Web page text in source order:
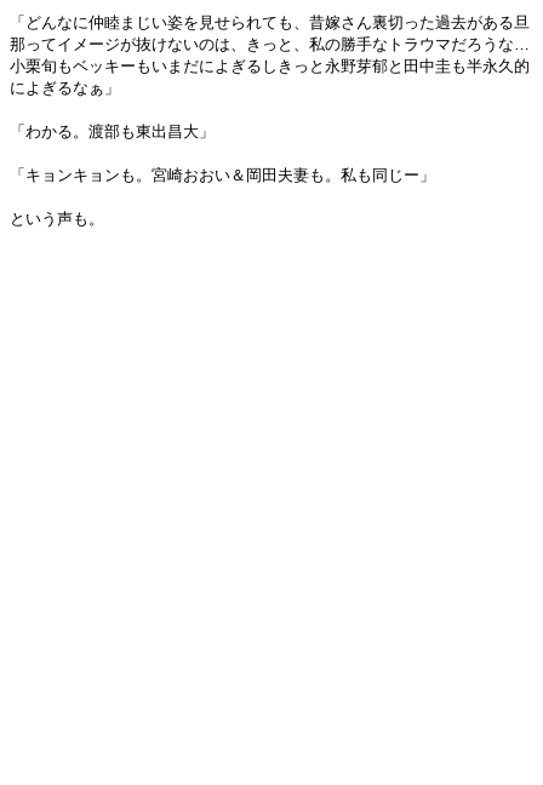
「どんなに仲睦まじい姿を見せられても、昔嫁さん裏切った過去がある旦
那ってイメージが抜けないのは、きっと、私の勝手なトラウマだろうな…
小栗旬もベッキーもいまだによぎるしきっと永野芽郁と田中圭も半永久的
によぎるなぁ」
「わかる。渡部も東出昌大」
「キョンキョンも。宮崎おおい＆岡田夫妻も。私も同じー」
という声も。